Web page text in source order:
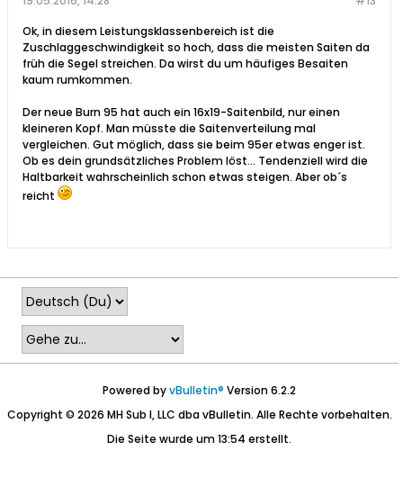
Ok, in diesem Leistungsklassenbereich ist die
Zuschlaggeschwindigkeit so hoch, dass die meisten Saiten da
früh die Segel streichen. Da wirst du um häufiges Besaiten
kaum rumkommen.
Der neue Burn 95 hat auch ein 16x19-Saitenbild, nur einen
kleineren Kopf. Man müsste die Saitenverteilung mal
vergleichen. Gut möglich, dass sie beim 95er etwas enger ist.
Ob es dein grundsätzliches Problem löst... Tendenziell wird die
Haltbarkeit wahrscheinlich schon etwas steigen. Aber ob´s
reicht
Powered byvBulletin® Version 6.2.2
Copyright © 2026 MH Sub I, LLC dba vBulletin. Alle Rechte vorbehalten.
Die Seite wurde um 13:54 erstellt.